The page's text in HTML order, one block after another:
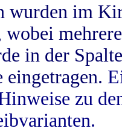
wurden im
wobei
in der
eingetragen.
zu